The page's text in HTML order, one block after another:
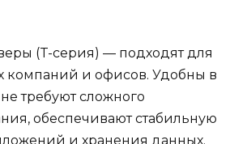
(T-серия) — подходят для
компаний и офисов. Удобны в
требуют сложного
обеспечивают стабильную
и хранения данных.